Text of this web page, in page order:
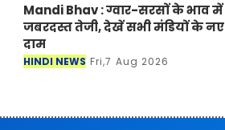
Mandi Bhav : ग्वार-सरसों के भाव में
जबरदस्त तेजी, देखें सभी मंडियों के नए
दाम
HINDI NEWS Fri,7 Aug 2026